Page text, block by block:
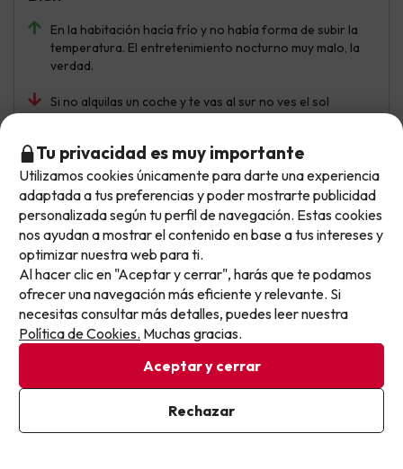
En la habitación hacía frío y no había forma de subir la
temperatura. El entretenimiento nocturno muy malo, la
verdad.
Si no alquilas un coche y te vas al sur no ves el sol
9.1
Daga Viajó en pareja
Noviembre 2025
El personal súper atentos, la ubicación a las afueras sin
ruidos y zona muy tranquila, bus gratuito al pueblo/hotel
en la puerta del hotel, aunque yo aconsejo alquilar tu
propio coche para moverte libremente por la isla, la
piscina, el spa, las habitaciones muy amplias necesitarían
una reforma más modernas pero cumplen con toda las
comodidades, las vistas desde el comedor son
La comida había poca variedad que yo lo entiendo
Excelente
No llegas tarde: llegas al siguiente.
Este chollo ya ha caducado, pero cada día lanzamos
nuevas oportunidades para viajar mejor y pagar
menos.
Apúntate y que el próximo no se te escape.
Pon tu mejor e-mail
Ya estoy suscrito
Al suscribirte, confirmas haber leído y estar de acuerdo con la
Tu privacidad es muy importante
Utilizamos cookies únicamente para darte una experiencia
adaptada a tus preferencias y poder mostrarte publicidad
personalizada según tu perfil de navegación. Estas cookies
nos ayudan a mostrar el contenido en base a tus intereses y
optimizar nuestra web para ti.
Al hacer clic en "Aceptar y cerrar", harás que te podamos
ofrecer una navegación más eficiente y relevante. Si
necesitas consultar más detalles, puedes leer nuestra
Política de Cookies. Muchas gracias.
Aceptar y cerrar
Rechazar